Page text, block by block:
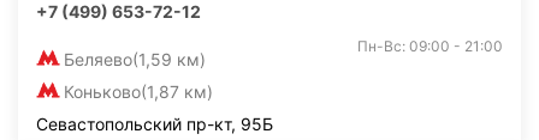
+7 (499) 653-72-12
Беляево(1,59 км)
Коньково(1,87 км)
Пн-Вс: 09:00 - 21:00
Севастопольский пр-кт, 95Б